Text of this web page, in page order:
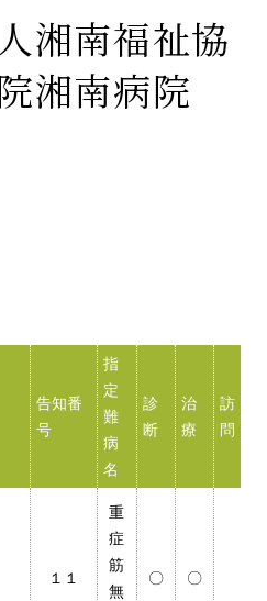
湘南福祉協
湘南病院
告知番
号
指
定
難
病
名
診
断
治
療
訪
問
１１
重
症
筋
無
〇 〇